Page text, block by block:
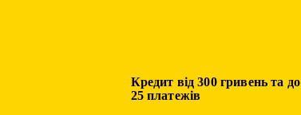
Кредит від 300 гривень та до
25 платежів